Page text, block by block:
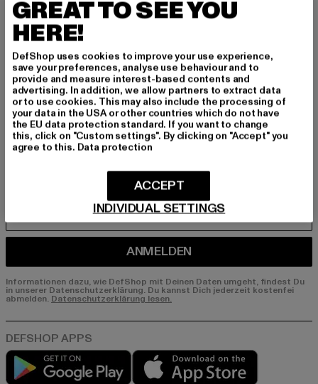
BEN!
Melde dich hier für unseren Newsletter an und
erhalte künftig Informationen über aktuelle Tre
nds, Angebote und Gutscheine von DefShop p
er E-Mail!
An welchen Produkten bist du interessiert?
E-MAIL
ANMELDEN
Informationen dazu, wie DefShop mit Deinen Daten umgeht, findest Du
in unserer Datenschutzerklärung. Du kannst Dich jederzeit kostenfei
abmelden. Datenschutzerklärung lesen.
Play market
GREAT TO SEE YOU
HERE!
DefShop uses cookies to improve your use experience,
save your preferences, analyse use behaviour and to
provide and measure interest-based contents and
advertising. In addition, we allow partners to extract data
or to use cookies. This may also include the processing of
your data in the USA or other countries which do not have
the EU data protection standard. If you want to change
this, click on "Custom settings". By clicking on "Accept" you
agree to this. Data protection
INDIVIDUAL SETTINGS
ACCEPT